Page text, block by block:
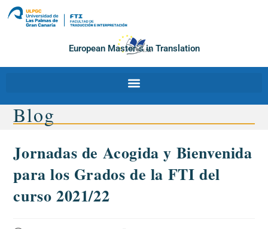
European Master´s in Translation
Blog
Jornadas de Acogida y Bienvenida
para los Grados de la FTI del
curso 2021/22